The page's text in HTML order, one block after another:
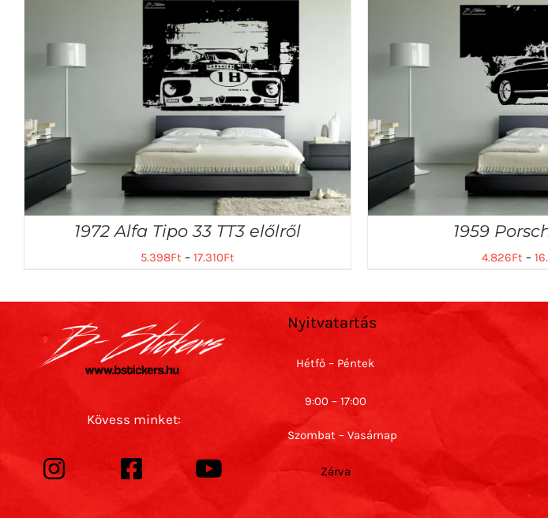
1972 Alfa Tipo 33 TT3 előlről
5.398Ft– 17.310Ft
1959
4.826Ft –
Kövess minket:
Nyitvatartás
Hétfő – Péntek
9:00 – 17:00
Szombat – Vasárnap
Zárva